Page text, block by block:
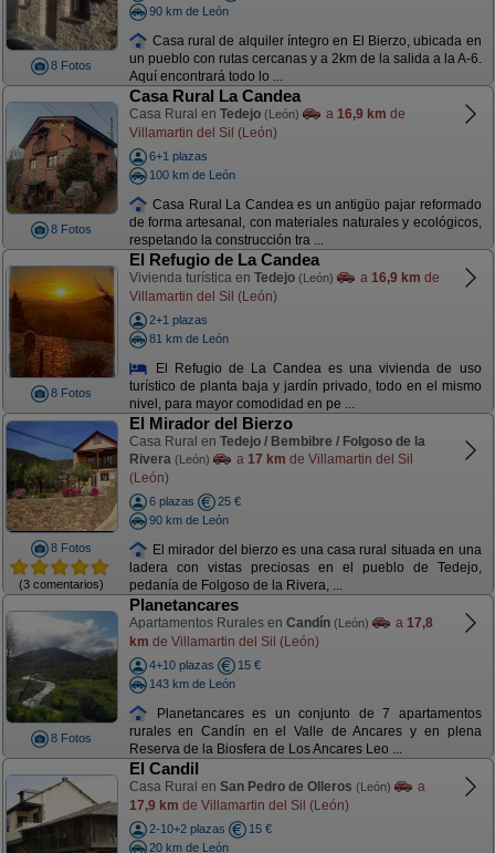
8 Fotos
90 km de León
Casa rural de alquiler íntegro en El Bierzo, ubicada en
un pueblo con rutas cercanas y a 2km de la salida a la A-6.
Aquí encontrará todo lo ...
8 Fotos
Casa Rural La Candea
Casa Rural en Tedejo (León) a 16,9 km de
Villamartin del Sil (León)
6+1 plazas
100 km de León
Casa Rural La Candea es un antigüo pajar reformado
de forma artesanal, con materiales naturales y ecológicos,
respetando la construcción tra ...
8 Fotos
El Refugio de La Candea
Vivienda turística en Tedejo (León) a 16,9 km de
Villamartin del Sil (León)
2+1 plazas
81 km de León
El Refugio de La Candea es una vivienda de uso
turístico de planta baja y jardín privado, todo en el mismo
nivel, para mayor comodidad en pe ...
8 Fotos
(3 comentarios)
El Mirador del Bierzo
Casa Rural en Tedejo / Bembibre / Folgoso de la
Rivera (León) a 17 km de Villamartin del Sil
(León)
6 plazas
25 €
90 km de León
El mirador del bierzo es una casa rural situada en una
ladera con vistas preciosas en el pueblo de Tedejo,
pedanía de Folgoso de la Rivera, ...
8 Fotos
Planetancares
Apartamentos Rurales en Candín (León) a 17,8
km de Villamartin del Sil (León)
4+10 plazas
15 €
143 km de León
Planetancares es un conjunto de 7 apartamentos
rurales en Candín en el Valle de Ancares y en plena
Reserva de la Biosfera de Los Ancares Leo ...
El Candil
Casa Rural en San Pedro de Olleros (León)
a
17,9 km de Villamartin del Sil (León)
2-10+2 plazas
15 €
20 km de León